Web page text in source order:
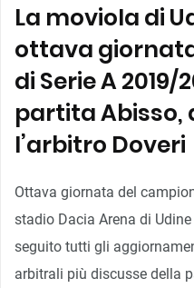
La moviola di
ottava
di Serie A 2019/
partita Abisso,
l’arbitro Doveri
Ottava giornata del
stadio Dacia Arena di
seguito tutti gli
arbitrali più discusse della